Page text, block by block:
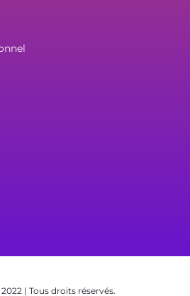
| Tous droits réservés.